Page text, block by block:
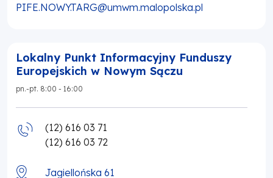
PIFE.NOWY.TARG@umwm.malopolska.pl
Lokalny Punkt Informacyjny Funduszy
Europejskich w Nowym Sączu
pn.-pt. 8:00 - 16:00
(12) 616 03 71
(12) 616 03 72
Jagiellońska 61